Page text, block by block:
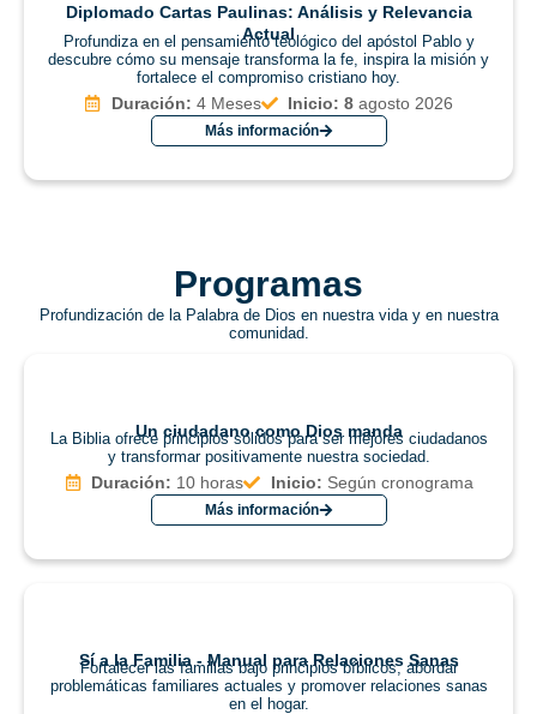
Diplomado Cartas Paulinas: Análisis y Relevancia
Actual
Profundiza en el pensamiento teológico del apóstol Pablo y
descubre cómo su mensaje transforma la fe, inspira la misión y
fortalece el compromiso cristiano hoy.
Duración: 4 Meses Inicio: 8 agosto 2026
Más información
Programas
Profundización de la Palabra de Dios en nuestra vida y en nuestra
comunidad.
Un ciudadano como Dios manda
La Biblia ofrece principios sólidos para ser mejores ciudadanos
y transformar positivamente nuestra sociedad.
Duración: 10 horas Inicio: Según cronograma
Más información
Sí a la Familia - Manual para Relaciones Sanas
Fortalecer las familias bajo principios bíblicos, abordar
problemáticas familiares actuales y promover relaciones sanas
en el hogar.